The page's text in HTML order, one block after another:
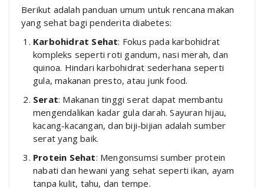
Berikut adalah panduan umum untuk rencana makan
yang sehat bagi penderita diabetes:
Karbohidrat Sehat: Fokus pada karbohidrat
kompleks seperti roti gandum, nasi merah, dan
quinoa. Hindari karbohidrat sederhana seperti
gula, makanan presto, atau junk food.
Serat: Makanan tinggi serat dapat membantu
mengendalikan kadar gula darah. Sayuran hijau,
kacang-kacangan, dan biji-bijian adalah sumber
serat yang baik.
Protein Sehat: Mengonsumsi sumber protein
nabati dan hewani yang sehat seperti ikan, ayam
tanpa kulit, tahu, dan tempe.